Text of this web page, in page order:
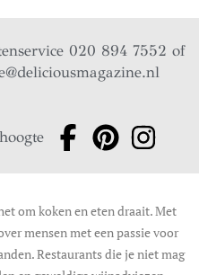
020 894 7552 of
om koken en eten draait. Met
mensen met een passie voor
Restaurants die je niet mag